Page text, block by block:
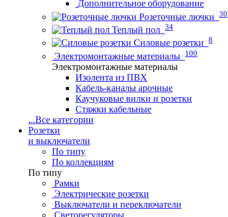
Дополнительное оборудование
Розеточные лючки 30
Теплый пол 34
Силовые розетки 8
Электромонтажные материалы 100
Электромонтажные материалы
Изолента из ПВХ
Кабель-каналы арочные
Каучуковые вилки и розетки
Стяжки кабельные
...Все категории
Розетки
и выключатели
По типу
По коллекциям
По типу
Рамки
Электрические розетки
Выключатели и переключатели
Светорегуляторы